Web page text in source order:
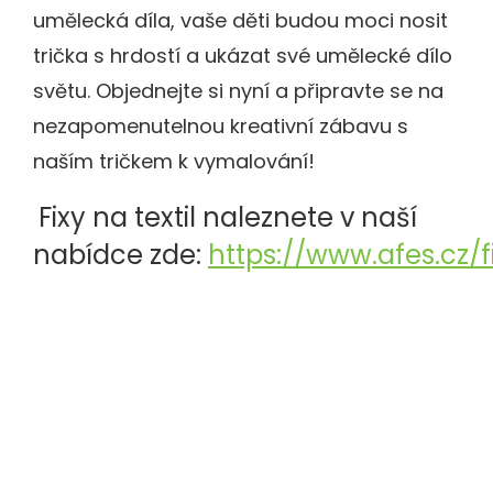
umělecká díla, vaše děti budou moci nosit
trička s hrdostí a ukázat své umělecké dílo
světu. Objednejte si nyní a připravte se na
nezapomenutelnou kreativní zábavu s
naším tričkem k vymalování!
Fixy na textil naleznete v naší
nabídce zde: https://www.afes.cz/